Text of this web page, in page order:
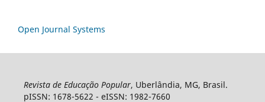
Open Journal Systems
Revista de Educação Popular, Uberlândia, MG, Brasil.
pISSN: 1678-5622 - eISSN: 1982-7660